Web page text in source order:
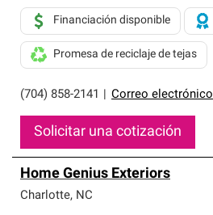
(704) 858-2141 Correo electrónico
Financiación disponible
Promesa de reciclaje de tejas
Solicitar una cotización
Home Genius Exteriors
Charlotte, NC